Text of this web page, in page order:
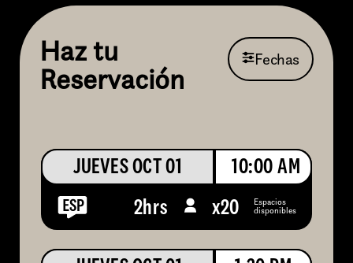
Haz tu
Reservación
Fechas
JUEVES OCT 01
10:00 AM
2hrs
x20 Espacios
disponibles